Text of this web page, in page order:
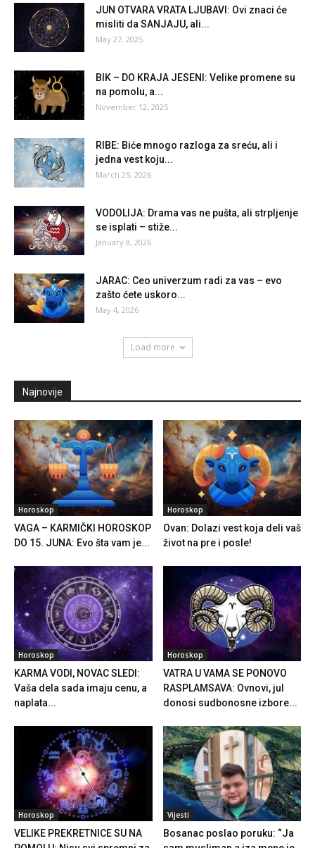
JUN OTVARA VRATA LJUBAVI: Ovi znaci će
misliti da SANJAJU, ali...
May 27, 2025
BIK – DO KRAJA JESENI: Velike promene su
na pomolu, a...
November 12, 2025
RIBE: Biće mnogo razloga za sreću, ali i
jedna vest koju...
March 25, 2026
VODOLIJA: Drama vas ne pušta, ali strpljenje
se isplati – stiže...
January 8, 2026
JARAC: Ceo univerzum radi za vas – evo
zašto ćete uskoro...
May 4, 2026
Load more
Najnovije
Horoskop
VAGA – KARMIČKI HOROSKOP
DO 15. JUNA: Evo šta vam je...
Horoskop
Ovan: Dolazi vest koja deli vaš
život na pre i posle!
Horoskop
KARMA VODI, NOVAC SLEDI:
Vaša dela sada imaju cenu, a
naplata...
Horoskop
VATRA U VAMA SE PONOVO
RASPLAMSAVA: Ovnovi, jul
donosi sudbonosne izbore...
Horoskop
VELIKE PREKRETNICE SU NA
Vijesti
Bosanac poslao poruku: “Ja